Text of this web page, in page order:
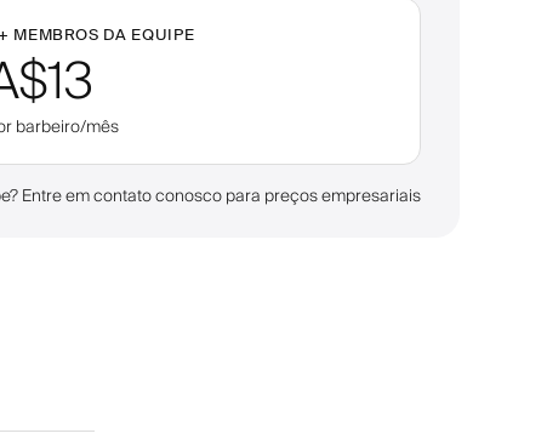
MEMBROS DA EQUIPE
barbeiro/mês
Entre em contato conosco para preços empresariais